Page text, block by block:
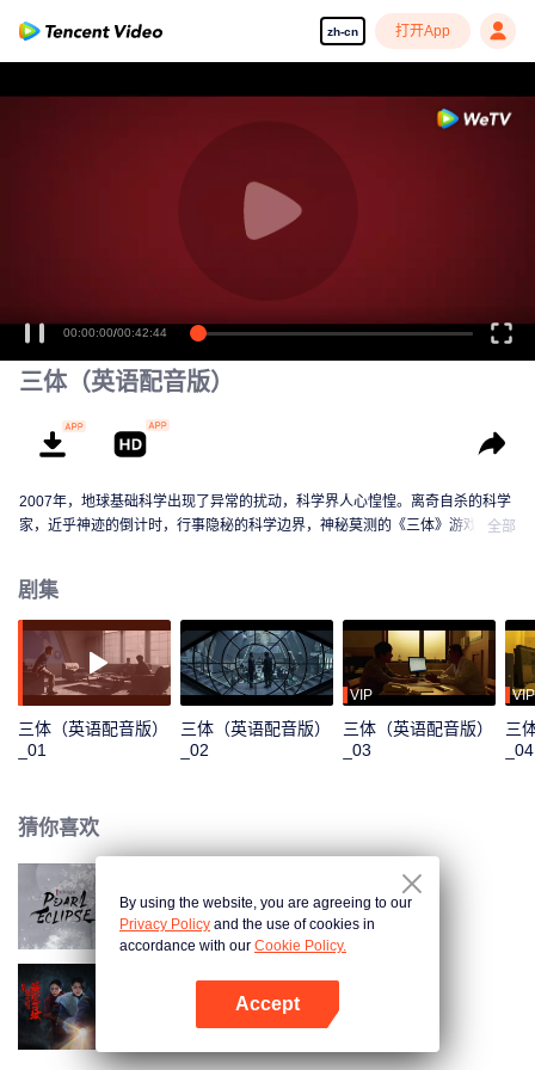
zh-cn 打开App
00:00:00/00:42:44
三体（英语配音版）
2007年，地球基础科学出现了异常的扰动，科学界人心惶惶。离奇自杀的科学
家，近乎神迹的倒计时，行事隐秘的科学边界，神秘莫测的《三体》游戏……
游戏的秘密，竟是两个文明为了生存空间，孤注一掷的生死相逐，在众人的共
同努力下，汪淼、史强等人坚定信念、重燃希望，带领大家准备一起面对即将
来临的人类危机。
全部
剧集
三体（英语配音版）
_01
三体（英语配音版）
_02
VIP
三体（英语配音版）
_03
VIP
三
_04
猜你喜欢
斛珠夫人（英语版）
鬼吹灯之黄皮子坟
By using the website, you are agreeing to our
Privacy Policy and the use of cookies in
accordance with our Cookie Policy.
Accept